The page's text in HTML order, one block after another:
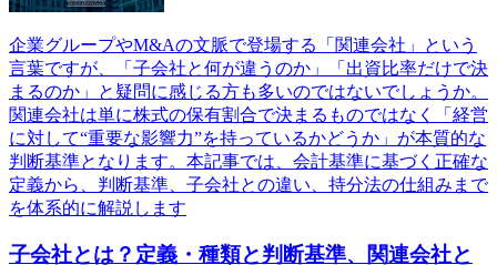
企業グループやM&Aの文脈で登場する「関連会社」という
言葉ですが、「子会社と何が違うのか」「出資比率だけで決
まるのか」と疑問に感じる方も多いのではないでしょうか。
関連会社は単に株式の保有割合で決まるものではなく「経営
に対して“重要な影響力”を持っているかどうか」が本質的な
判断基準となります。本記事では、会計基準に基づく正確な
定義から、判断基準、子会社との違い、持分法の仕組みまで
を体系的に解説します
子会社とは？定義・種類と判断基準、関連会社と